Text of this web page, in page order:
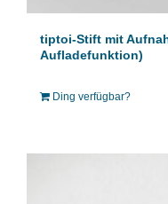
tiptoi-Stift mit
Aufladefunktion)
Ding verfügbar?